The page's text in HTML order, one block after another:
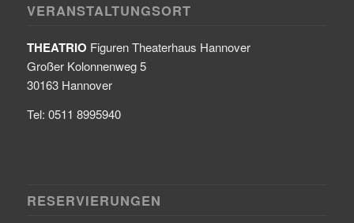
VERANSTALTUNGSORT
THEATRIO Figuren Theaterhaus Hannover
Großer Kolonnenweg 5
30163 Hannover
Tel: 0511 8995940
RESERVIERUNGEN